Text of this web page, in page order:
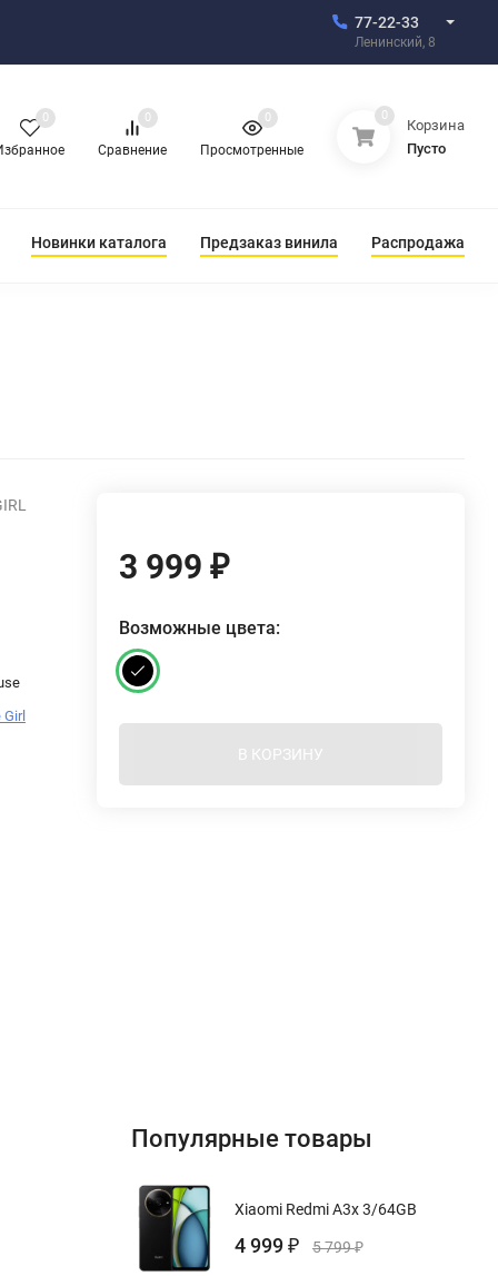
77-22-33
Ленинский, 8
0
Сравнение
0
Просмотренные
0 0
Корзина
Пусто
Новинки каталога Предзаказ винила Распродажа
3 999₽
Возможные цвета:
В КОРЗИНУ
Популярные товары
Xiaomi Redmi A3x 3/64GB
4 999 ₽ 5 799₽